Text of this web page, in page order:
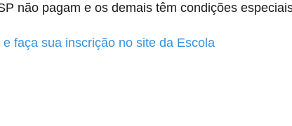
não pagam e os demais têm condições
faça sua inscrição no site da Escola